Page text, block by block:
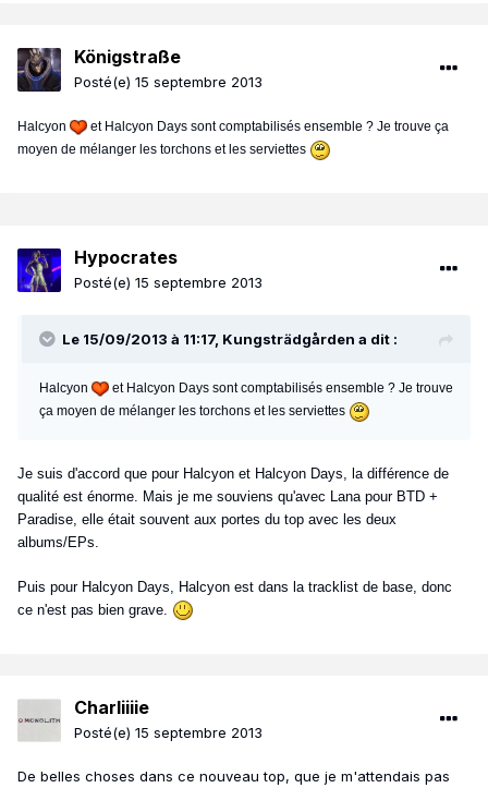
Königstraße
Posté(e) 15 septembre 2013
Halcyon
et Halcyon Days sont comptabilisés ensemble ? Je trouve ça
moyen de mélanger les torchons et les serviettes
Hypocrates
Posté(e) 15 septembre 2013
Le 15/09/2013 à 11:17, Kungsträdgården a dit :
Halcyon
et Halcyon Days sont comptabilisés ensemble ? Je trouve
ça moyen de mélanger les torchons et les serviettes
Je suis d'accord que pour Halcyon et Halcyon Days, la différence de
qualité est énorme. Mais je me souviens qu'avec Lana pour BTD +
Paradise, elle était souvent aux portes du top avec les deux
albums/EPs.
Puis pour Halcyon Days, Halcyon est dans la tracklist de base, donc
ce n'est pas bien grave.
Charliiiie
Posté(e) 15 septembre 2013
De belles choses dans ce nouveau top, que je m'attendais pas